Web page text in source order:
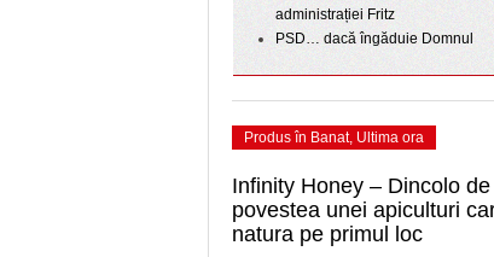
administrației Fritz
PSD… dacă îngăduie Domnul
Produs în Banat, Ultima ora
Infinity Honey – Dincolo
povestea unei apiculturi
natura pe primul loc